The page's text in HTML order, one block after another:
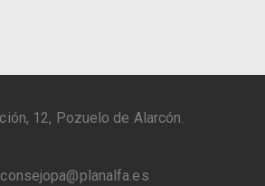
12, Pozuelo de Alarcón.